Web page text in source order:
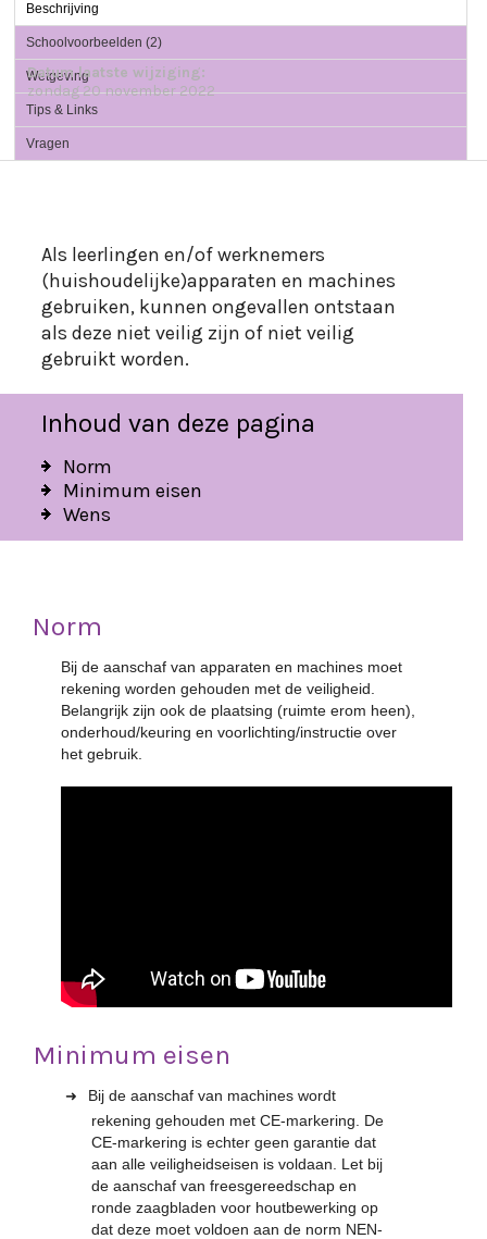
Beschrijving
Schoolvoorbeelden (2)
Wetgeving
Tips & Links
Vragen
Als leerlingen en/of werknemers
(huishoudelijke)apparaten en machines
gebruiken, kunnen ongevallen ontstaan
als deze niet veilig zijn of niet veilig
Inhoud van deze pagina
Norm
Minimum eisen
Wens
Norm
Bij de aanschaf van apparaten en machines moet
rekening worden gehouden met de veiligheid.
Belangrijk zijn ook de plaatsing (ruimte erom heen),
onderhoud/keuring en voorlichting/instructie over
het gebruik.
Minimum eisen
Bij de aanschaf van machines wordt
rekening gehouden met CE-markering. De
CE-markering is echter geen garantie dat
aan alle veiligheidseisen is voldaan. Let bij
de aanschaf van freesgereedschap en
ronde zaagbladen voor houtbewerking op
dat deze moet voldoen aan de norm NEN-
Datum laatste wijziging:
zondag 20 november 2022